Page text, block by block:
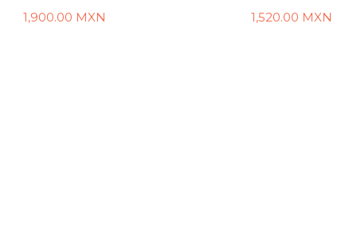
LEER MÁS
1,900.00 MXN AÑADIR AL
1,520.00 MXN